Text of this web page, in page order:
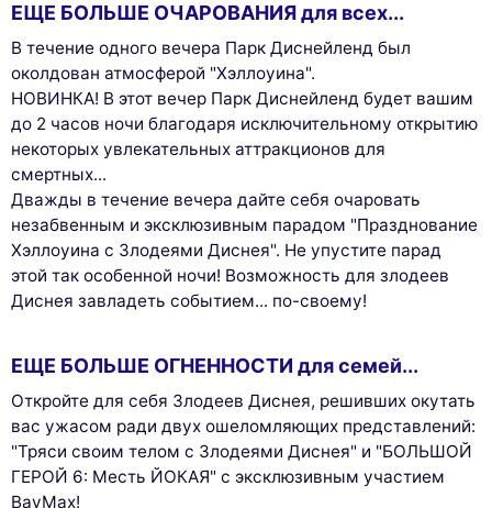
ЕЩЕ БОЛЬШЕ ОЧАРОВАНИЯ для всех...
В течение одного вечера Парк Диснейленд был
околдован атмосферой "Хэллоуина".
НОВИНКА! В этот вечер Парк Диснейленд будет вашим
до 2 часов ночи благодаря исключительному открытию
некоторых увлекательных аттракционов для
смертных...
Дважды в течение вечера дайте себя очаровать
незабвенным и эксклюзивным парадом "Празднование
Хэллоуина с Злодеями Диснея". Не упустите парад
этой так особенной ночи! Возможность для злодеев
Диснея завладеть событием... по-своему!
ЕЩЕ БОЛЬШЕ ОГНЕННОСТИ для семей...
Откройте для себя Злодеев Диснея, решивших окутать
вас ужасом ради двух ошеломляющих представлений:
"Тряси своим телом с Злодеями Диснея" и "БОЛЬШОЙ
ГЕРОЙ 6: Месть ЙОКАЯ" с эксклюзивным участием
BayMax!